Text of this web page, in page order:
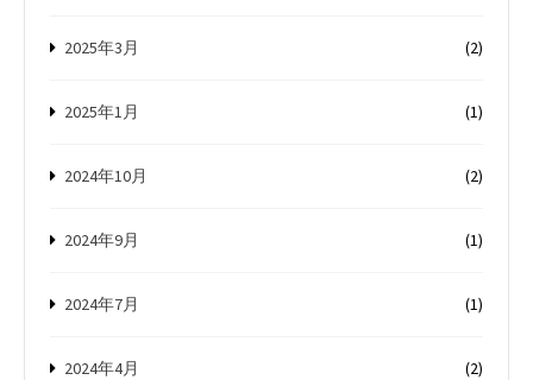
2025年3月 (2)
2025年1月 (1)
2024年10月 (2)
2024年9月 (1)
2024年7月 (1)
2024年4月 (2)